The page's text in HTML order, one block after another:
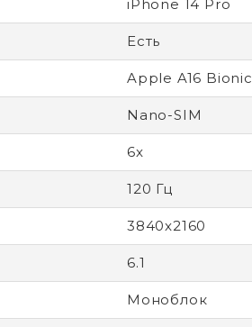
iPhone 14 Pro
Есть
Apple A16 Bionic
Nano-SIM
6x
120 Гц
3840x2160
6.1
Моноблок